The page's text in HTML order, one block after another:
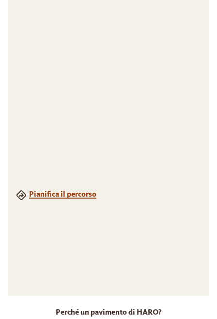
Pianifica il percorso
Perché un pavimento di HARO?